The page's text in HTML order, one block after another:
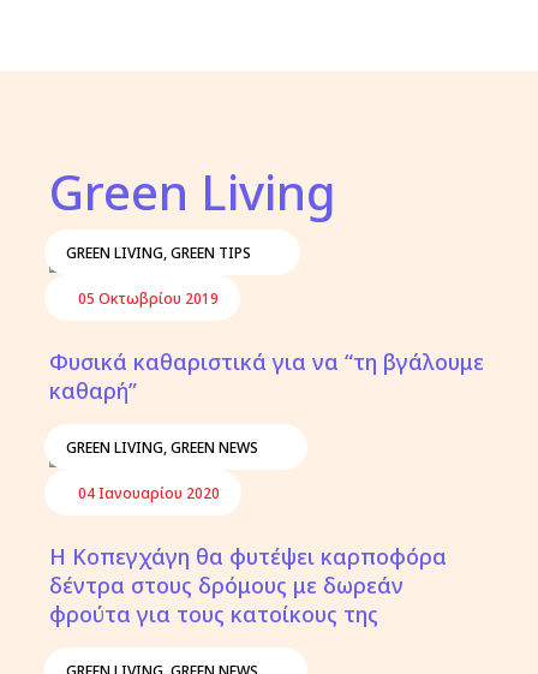
Green Living
GREEN LIVING,GREEN TIPS
05 Οκτωβρίου 2019
Φυσικά καθαριστικά για να “τη βγάλουμε
καθαρή”
GREEN LIVING,GREEN NEWS
04 Ιανουαρίου 2020
Η Κοπεγχάγη θα φυτέψει καρποφόρα
δέντρα στους δρόμους με δωρεάν
φρούτα για τους κατοίκους της